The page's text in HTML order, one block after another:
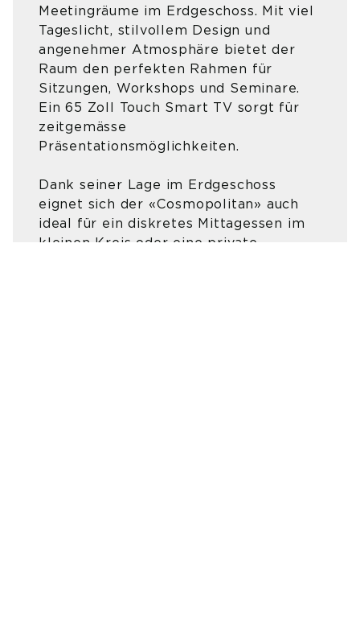
Meetingräume im Erdgeschoss. Mit viel
Tageslicht, stilvollem Design und
angenehmer Atmosphäre bietet der
Raum den perfekten Rahmen für
Sitzungen, Workshops und Seminare.
Ein 65 Zoll Touch Smart TV sorgt für
zeitgemässe
Präsentationsmöglichkeiten.
Dank seiner Lage im Erdgeschoss
eignet sich der «Cosmopolitan» auch
ideal für ein diskretes Mittagessen im
kleinen Kreis oder eine private